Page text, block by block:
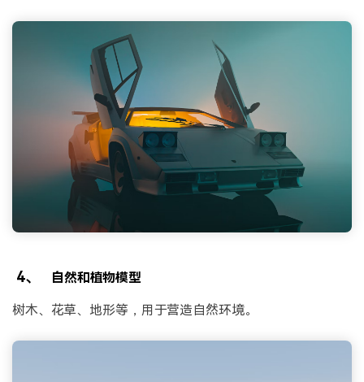
4、 自然和植物模型
树木、花草、地形等，用于营造自然环境。